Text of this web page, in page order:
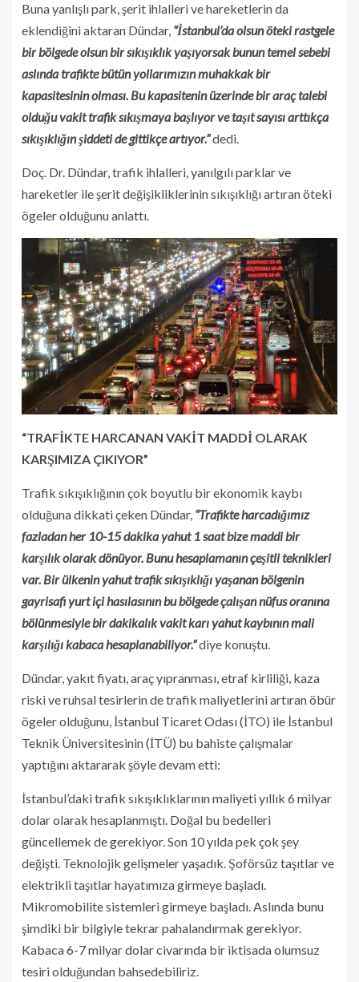
Buna yanlışlı park, şerit ihlalleri ve hareketlerin da
eklendiğini aktaran Dündar, “İstanbul’da olsun öteki rastgele
bir bölgede olsun bir sıkışıklık yaşıyorsak bunun temel sebebi
aslında trafikte bütün yollarımızın muhakkak bir
kapasitesinin olması. Bu kapasitenin üzerinde bir araç talebi
olduğu vakit trafik sıkışmaya başlıyor ve taşıt sayısı arttıkça
sıkışıklığın şiddeti de gittikçe artıyor.”dedi.
Doç. Dr. Dündar, trafik ihlalleri, yanılgılı parklar ve
hareketler ile şerit değişikliklerinin sıkışıklığı artıran öteki
ögeler olduğunu anlattı.
“TRAFİKTE HARCANAN VAKİT MADDİ OLARAK
KARŞIMIZA ÇIKIYOR”
Trafik sıkışıklığının çok boyutlu bir ekonomik kaybı
olduğuna dikkati çeken Dündar, “Trafikte harcadığımız
fazladan her 10-15 dakika yahut 1 saat bize maddi bir
karşılık olarak dönüyor. Bunu hesaplamanın çeşitli teknikleri
var. Bir ülkenin yahut trafik sıkışıklığı yaşanan bölgenin
gayrisafi yurt içi hasılasının bu bölgede çalışan nüfus oranına
bölünmesiyle bir dakikalık vakit karı yahut kaybının mali
karşılığı kabaca hesaplanabiliyor.”diye konuştu.
Dündar, yakıt fiyatı, araç yıpranması, etraf kirliliği, kaza
riski ve ruhsal tesirlerin de trafik maliyetlerini artıran öbür
ögeler olduğunu, İstanbul Ticaret Odası (İTO) ile İstanbul
Teknik Üniversitesinin (İTÜ) bu bahiste çalışmalar
yaptığını aktararak şöyle devam etti:
İstanbul’daki trafik sıkışıklıklarının maliyeti yıllık 6 milyar
dolar olarak hesaplanmıştı. Doğal bu bedelleri
güncellemek de gerekiyor. Son 10 yılda pek çok şey
değişti. Teknolojik gelişmeler yaşadık. Şoförsüz taşıtlar ve
elektrikli taşıtlar hayatımıza girmeye başladı.
Mikromobilite sistemleri girmeye başladı. Aslında bunu
şimdiki bir bilgiyle tekrar pahalandırmak gerekiyor.
Kabaca 6-7 milyar dolar civarında bir iktisada olumsuz
tesiri olduğundan bahsedebiliriz.